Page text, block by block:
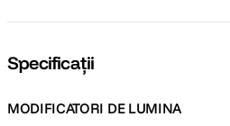
Specificații
MODIFICATORI DE LUMINA